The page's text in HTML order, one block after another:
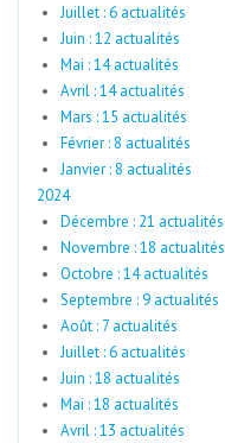
Juillet : 6 actualités
Juin : 12 actualités
Mai : 14 actualités
Avril : 14 actualités
Mars : 15 actualités
Février : 8 actualités
Janvier : 8 actualités
2024
Décembre : 21 actualités
Novembre : 18 actualités
Octobre : 14 actualités
Septembre : 9 actualités
Août : 7 actualités
Juillet : 6 actualités
Juin : 18 actualités
Mai : 18 actualités
Avril : 13 actualités